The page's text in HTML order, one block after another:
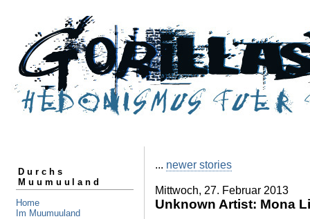
Durchs
Muumuuland
Home
Im Muumuuland
... newer stories
Mittwoch, 27. Februar 2013
Unknown Artist: Mona